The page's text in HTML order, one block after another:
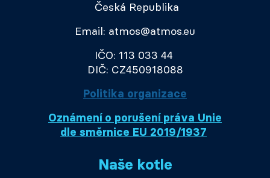
Česká Republika
Email: atmos@atmos.eu
IČO: 113 033 44
DIČ: CZ450918088
Politika organizace
Oznámení o porušení práva Unie
dle směrnice EU 2019/1937
Naše kotle